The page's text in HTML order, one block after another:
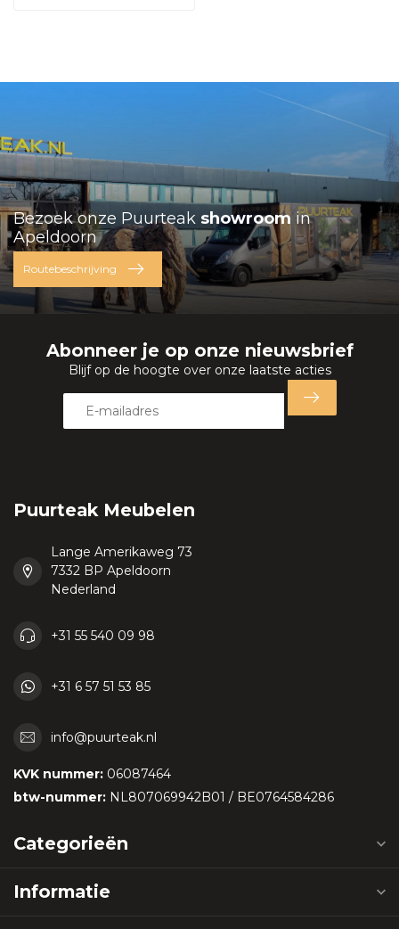
Bezoek onze Puurteak showroom in
Apeldoorn
Routebeschrijving
Abonneer je op onze nieuwsbrief
Blijf op de hoogte over onze laatste acties
Puurteak Meubelen
Lange Amerikaweg 73
7332 BP Apeldoorn
Nederland
+31 55 540 09 98
+31 6 57 51 53 85
info@puurteak.nl
KVK nummer: 06087464
btw-nummer: NL807069942B01 / BE0764584286
Categorieën
Informatie